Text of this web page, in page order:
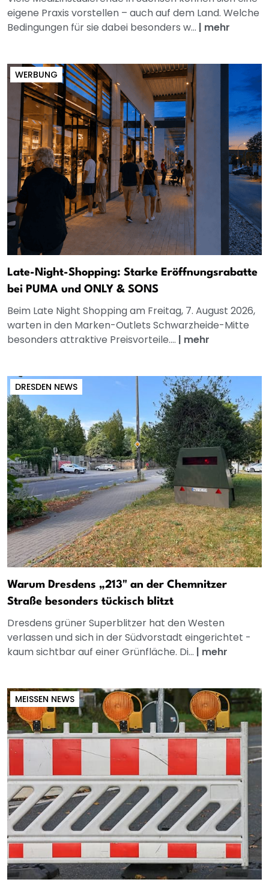
eigene Praxis vorstellen – auch auf dem Land. Welche
Bedingungen für sie dabei besonders w... | mehr
WERBUNG
Late-Night-Shopping: Starke Eröffnungsrabatte
bei PUMA und ONLY & SONS
Beim Late Night Shopping am Freitag, 7. August 2026,
warten in den Marken-Outlets Schwarzheide-Mitte
besonders attraktive Preisvorteile.... | mehr
DRESDEN NEWS
Warum Dresdens „213" an der Chemnitzer
Straße besonders tückisch blitzt
Dresdens grüner Superblitzer hat den Westen
verlassen und sich in der Südvorstadt eingerichtet -
kaum sichtbar auf einer Grünfläche. Di... | mehr
MEISSEN NEWS